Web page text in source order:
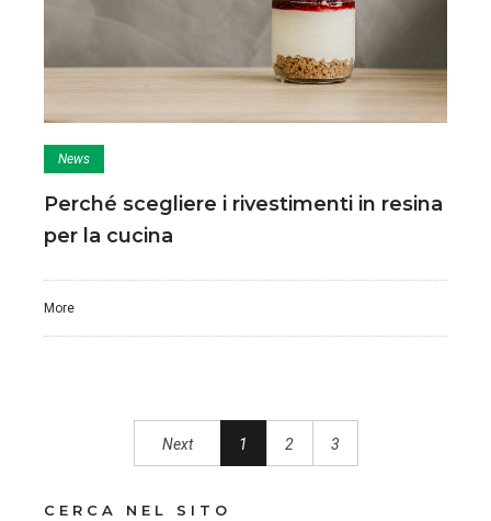
News
Perché scegliere i rivestimenti in resina
per la cucina
More
Next 1 2 3
CERCA NEL SITO